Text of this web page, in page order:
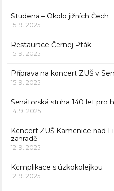
Studená – Okolo jižních Čech
15. 9. 2025
Restaurace Černej Pták
15. 9. 2025
Příprava na koncert ZUŠ v
15. 9. 2025
Senátorská stuha 140 let pro
14. 9. 2025
Koncert ZUŠ Kamenice nad
zahradě
12. 9. 2025
Komplikace s úzkokolejkou
12. 9. 2025